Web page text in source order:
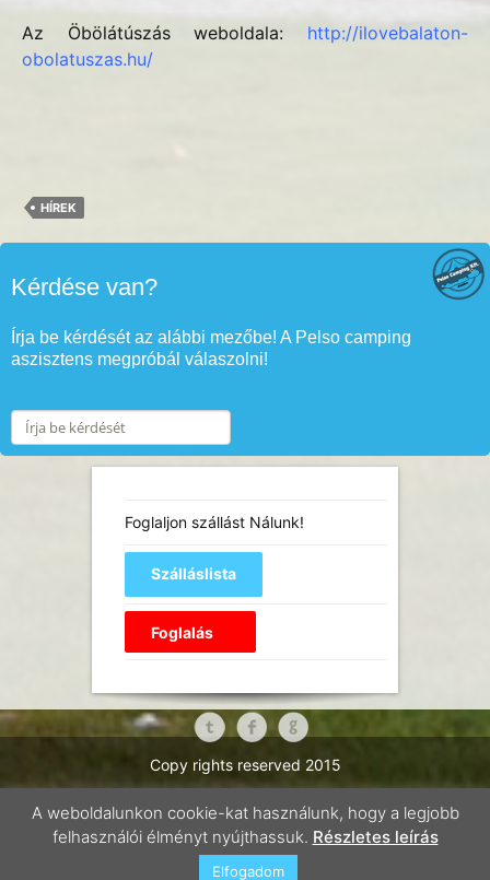
Az Öbölátúszás weboldala: http://ilovebalaton-
obolatuszas.hu/
HÍREK
Kérdése van?
Írja be kérdését az alábbi mezőbe! A Pelso camping
aszisztens megpróbál válaszolni!
Foglaljon szállást Nálunk!
Copy rights reserved 2015
and tourism
History of the campside
Development plans
Holiday
Investment Entertainment
Gallery
Contact
Map
A weboldalunkon cookie-kat használunk, hogy a legjobb
felhasználói élményt nyújthassuk. Részletes leírás
Elfogadom